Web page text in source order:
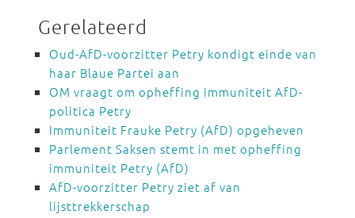
Gerelateerd
Oud-AfD-voorzitter Petry kondigt einde van
haar Blaue Partei aan
OM vraagt om opheffing immuniteit AfD-
politica Petry
Immuniteit Frauke Petry (AfD) opgeheven
Parlement Saksen stemt in met opheffing
immuniteit Petry (AfD)
AfD-voorzitter Petry ziet af van
lijsttrekkerschap